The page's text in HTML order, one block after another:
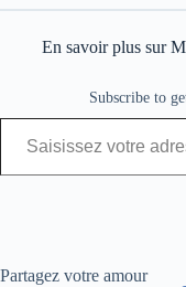
En savoir plus sur
Subscribe to
Partagez votre amour